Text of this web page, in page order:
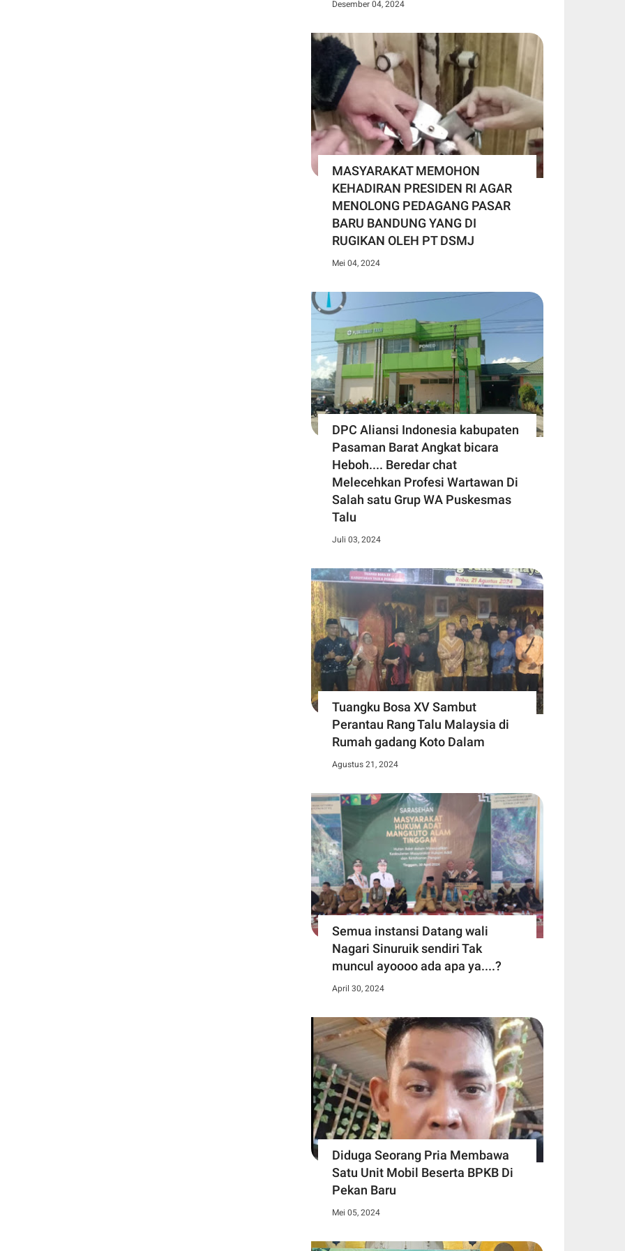
Desember 04, 2024
MASYARAKAT MEMOHON
KEHADIRAN PRESIDEN RI AGAR
MENOLONG PEDAGANG PASAR
BARU BANDUNG YANG DI
RUGIKAN OLEH PT DSMJ
Mei 04, 2024
DPC Aliansi Indonesia kabupaten
Pasaman Barat Angkat bicara
Heboh.... Beredar chat
Melecehkan Profesi Wartawan Di
Salah satu Grup WA Puskesmas
Talu
Juli 03, 2024
Tuangku Bosa XV Sambut
Perantau Rang Talu Malaysia di
Rumah gadang Koto Dalam
Agustus 21, 2024
Semua instansi Datang wali
Nagari Sinuruik sendiri Tak
muncul ayoooo ada apa ya....?
April 30, 2024
Diduga Seorang Pria Membawa
Satu Unit Mobil Beserta BPKB Di
Pekan Baru
Mei 05, 2024